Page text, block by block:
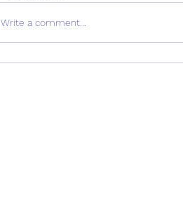
Write a comment...